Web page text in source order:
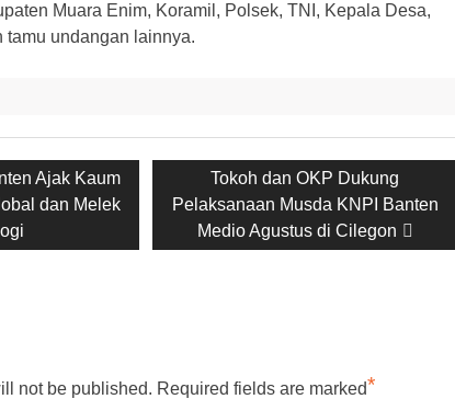
Muara Enim, Koramil, Polsek, TNI, Kepala Desa,
undangan lainnya.
Ajak Kaum
dan Melek
Next
post:
Tokoh dan OKP Dukung
Pelaksanaan Musda KNPI Banten
Medio Agustus di Cilegon
not be published. Required fields are marked*